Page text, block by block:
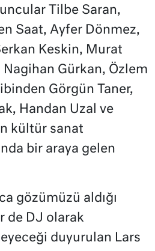
Tilbe Saran,
Saat, Ayfer Dönmez,
Keskin, Murat
Nagihan Gürkan, Özlem
Görgün Taner,
Handan Uzal ve
kültür sanat
bir araya gelen
gözümüzü aldığı
de DJ olarak
duyurulan Lars